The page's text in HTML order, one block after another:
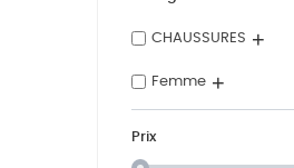
CHAUSSURES
Femme
Prix